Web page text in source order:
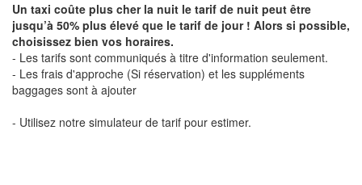
Un taxi coûte plus cher la nuit le tarif de nuit peut être
jusqu’à 50% plus élevé que le tarif de jour ! Alors si possible,
choisissez bien vos horaires.
- Les tarifs sont communiqués à titre d'information seulement.
- Les frais d'approche (Si réservation) et les suppléments
baggages sont à ajouter
- Utilisez notre simulateur de tarif pour estimer.